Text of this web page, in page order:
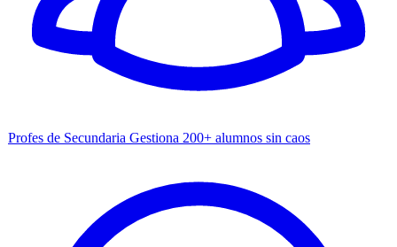
Profes de Secundaria Gestiona 200+ alumnos sin caos